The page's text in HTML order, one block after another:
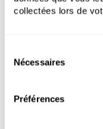
collectées lors de
Nécessaires
Préférences